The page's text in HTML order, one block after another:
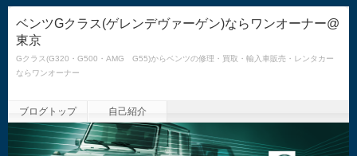
ベンツGクラス(ゲレンデヴァーゲン)ならワンオーナー@
東京
Gクラス(G320・G500・AMG G55)からベンツの修理・買取・輸入車販売・レンタカー
ならワンオーナー
ブログトップ 自己紹介